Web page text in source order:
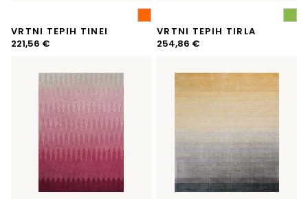
VRTNI TEPIH TINEI
221,56 €
VRTNI TEPIH TIRLA
254,86 €